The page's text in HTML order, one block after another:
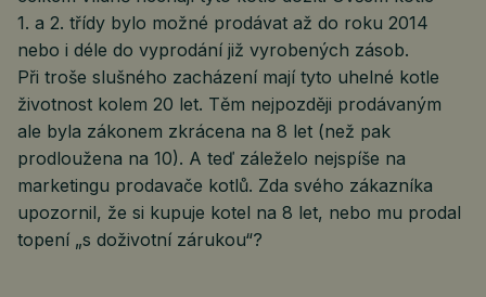
1. a 2. třídy bylo možné prodávat až do roku 2014
nebo i déle do vyprodání již vyrobených zásob.
Při troše slušného zacházení mají tyto uhelné kotle
životnost kolem 20 let. Těm nejpozději prodávaným
ale byla zákonem zkrácena na 8 let (než pak
prodloužena na 10). A teď záleželo nejspíše na
marketingu prodavače kotlů. Zda svého zákazníka
upozornil, že si kupuje kotel na 8 let, nebo mu prodal
topení „s doživotní zárukou“?